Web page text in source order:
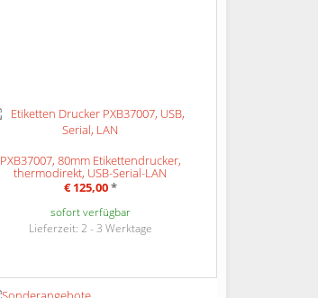
PXB37007, 80mm Etikettendrucker,
thermodirekt, USB-Serial-LAN
€ 125,00*
sofort verfügbar
Lieferzeit: 2 - 3 Werktage